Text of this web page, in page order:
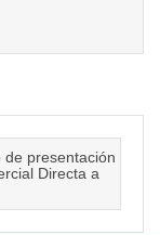
presentación
Directa a